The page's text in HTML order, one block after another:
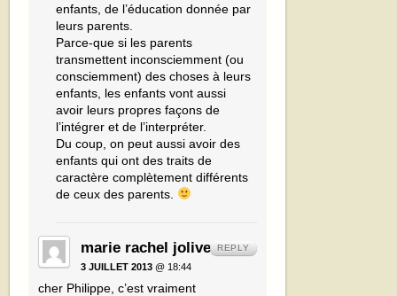
enfants, de l’éducation donnée par
leurs parents.
Parce-que si les parents
transmettent inconsciemment (ou
consciemment) des choses à leurs
enfants, les enfants vont aussi
avoir leurs propres façons de
l’intégrer et de l’interpréter.
Du coup, on peut aussi avoir des
enfants qui ont des traits de
caractère complètement différents
de ceux des parents.
marie rachel jolivet
3 JUILLET 2013 @ 18:44
cher Philippe, c’est vraiment
REPLY